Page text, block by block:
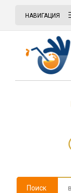
НАВИГАЦИЯ
Поиск